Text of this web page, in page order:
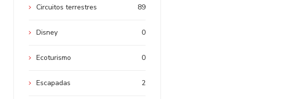
89
Circuitos terrestres
0
Disney
0
Ecoturismo
2
Escapadas